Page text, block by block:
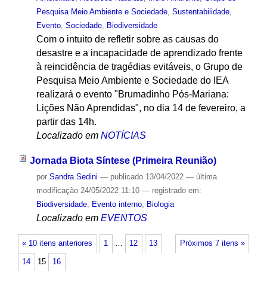
Pesquisa Meio Ambiente e Sociedade, Sustentabilidade,
Evento, Sociedade, Biodiversidade
Com o intuito de refletir sobre as causas do
desastre e a incapacidade de aprendizado frente
à reincidência de tragédias evitáveis, o Grupo de
Pesquisa Meio Ambiente e Sociedade do IEA
realizará o evento "Brumadinho Pós-Mariana:
Lições Não Aprendidas", no dia 14 de fevereiro, a
partir das 14h.
Localizado em NOTÍCIAS
Jornada Biota Síntese (Primeira Reunião)
por Sandra Sedini — publicado13/04/2022 — última
modificação24/05/2022 11:10 — registrado em:
Biodiversidade, Evento interno, Biologia
Localizado em EVENTOS
« 10 itens anteriores Próximos 7 itens »
1 … 12 13
14 15 16